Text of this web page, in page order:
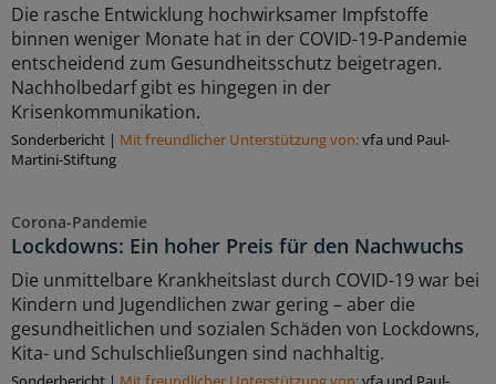
Die rasche Entwicklung hochwirksamer Impfstoffe
binnen weniger Monate hat in der COVID-19-Pandemie
entscheidend zum Gesundheitsschutz beigetragen.
Nachholbedarf gibt es hingegen in der
Krisenkommunikation.
Sonderbericht | Mit freundlicher Unterstützung von:vfa und Paul-
Martini-Stiftung
Corona-Pandemie
Lockdowns: Ein hoher Preis für den Nachwuchs
Die unmittelbare Krankheitslast durch COVID-19 war bei
Kindern und Jugendlichen zwar gering – aber die
gesundheitlichen und sozialen Schäden von Lockdowns,
Kita- und Schulschließungen sind nachhaltig.